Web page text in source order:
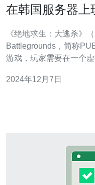
在韩国服务器上
《绝地求生：大逃杀》
Battlegrounds，简称
游戏，玩家需要在一个
PUBG，因为韩国服务器
2024年12月7日